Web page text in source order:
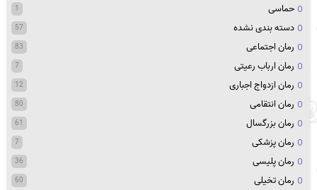
حماسی 1
دسته بندی نشده 57
رمان اجتماعی 83
رمان ارباب رعیتی 7
رمان ازدواج اجباری 12
رمان انتقامی 80
رمان بزرگسال 61
رمان پزشکی 7
رمان پلیسی 36
رمان تخیلی 60